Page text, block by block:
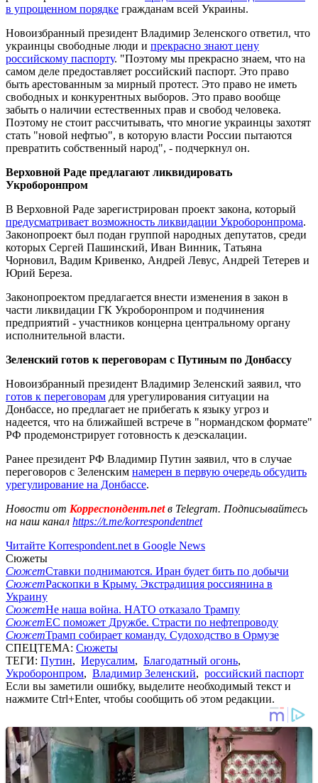
в упрощенном порядке гражданам всей Украины.
Новоизбранный президент Владимир Зеленского ответил, что
украинцы свободные люди и прекрасно знают цену
российскому паспорту. "Поэтому мы прекрасно знаем, что на
самом деле предоставляет российский паспорт. Это право
быть арестованным за мирный протест. Это право не иметь
свободных и конкурентных выборов. Это право вообще
забыть о наличии естественных прав и свобод человека.
Поэтому не стоит рассчитывать, что многие украинцы захотят
стать "новой нефтью", в которую власти России пытаются
превратить собственный народ", - подчеркнул он.
Верховной Раде предлагают ликвидировать
Укроборонпром
В Верховной Раде зарегистрирован проект закона, который
предусматривает возможность ликвидации Укроборонпрома.
Законопроект был подан группой народных депутатов, среди
которых Сергей Пашинский, Иван Винник, Татьяна
Чорновил, Вадим Кривенко, Андрей Левус, Андрей Тетерев и
Юрий Береза.
Законопроектом предлагается внести изменения в закон в
части ликвидации ГК Укроборонпром и подчинения
предприятий - участников концерна центральному органу
исполнительной власти.
Зеленский готов к переговорам с Путиным по Донбассу
Новоизбранный президент Владимир Зеленский заявил, что
готов к переговорам для урегулирования ситуации на
Донбассе, но предлагает не прибегать к языку угроз и
надеется, что на ближайшей встрече в "нормандском формате"
РФ продемонстрирует готовность к деэскалации.
Ранее президент РФ Владимир Путин заявил, что в случае
переговоров с Зеленским намерен в первую очередь обсудить
урегулирование на Донбассе.
Новости от Корреспондент.netв Telegram. Подписывайтесь
на наш канал https://t.me/korrespondentnet
Читайте Korrespondent.net в Google News
Сюжеты
СюжетСтавки поднимаются. Иран будет бить по добычи
СюжетРаскопки в Крыму. Экстрадиция россиянина в
Украину
СюжетНе наша война. НАТО отказало Трампу
СюжетЕС поможет Дружбе. Страсти по нефтепроводу
СюжетТрамп собирает команду. Судоходство в Ормузе
СПЕЦТЕМА: Сюжеты
ТЕГИ: Путин, Иерусалим, Благодатный огонь,
Укроборонпром, Владимир Зеленский, российский паспорт
Если вы заметили ошибку, выделите необходимый текст и
нажмите Ctrl+Enter, чтобы сообщить об этом редакции.